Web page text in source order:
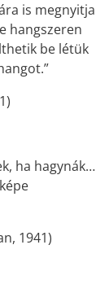
is megnyitja
hangszeren
be létük
ha hagynák…
1941)